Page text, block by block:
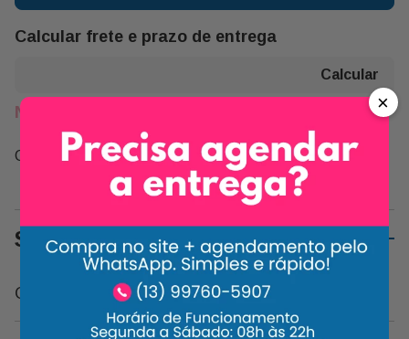
Calcular frete e prazo de entrega
Não sei meu CEP
Compartilhe:
Sobre o Produto
Caixote Rústico Decorado
×